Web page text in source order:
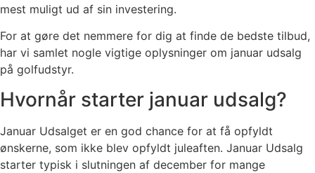
mest muligt ud af sin investering.
For at gøre det nemmere for dig at finde de bedste tilbud,
har vi samlet nogle vigtige oplysninger om januar udsalg
på golfudstyr.
Hvornår starter januar udsalg?
Januar Udsalget er en god chance for at få opfyldt
ønskerne, som ikke blev opfyldt juleaften. Januar Udsalg
starter typisk i slutningen af december for mange